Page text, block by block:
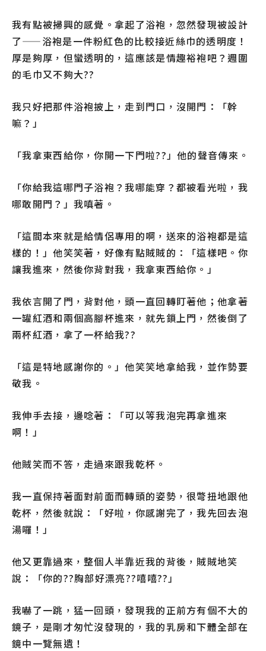
我有點被掃興的感覺。拿起了浴袍，忽然發現被設計
了——浴袍是一件粉紅色的比較接近絲巾的透明度！
厚是夠厚，但蠻透明的，這應該是情趣裕袍吧？週圍
的毛巾又不夠大??
我只好把那件浴袍披上，走到門口，沒開門：「幹
嘛？」
「我拿東西給你，你開一下門啦??」他的聲音傳來。
「你給我這哪門子浴袍？我哪能穿？都被看光啦，我
哪敢開門？」我嗔著。
「這間本來就是給情侶專用的啊，送來的浴袍都是這
樣的！」他笑笑著，好像有點賊賊的：「這樣吧。你
讓我進來，然後你背對我，我拿東西給你。」
我依言開了門，背對他，頭一直回轉盯著他；他拿著
一罐紅酒和兩個高腳杯進來，就先鎖上門，然後倒了
兩杯紅酒，拿了一杯給我??
「這是特地感謝你的。」他笑笑地拿給我，並作勢要
敬我。
我伸手去接，邊唸著：「可以等我泡完再拿進來
啊！」
他賊笑而不答，走過來跟我乾杯。
我一直保持著面對前面而轉頭的姿勢，很彆扭地跟他
乾杯，然後就說：「好啦，你感謝完了，我先回去泡
湯囉！」
他又更靠過來，整個人半靠近我的背後，賊賊地笑
說：「你的??胸部好漂亮??嘻嘻??」
我嚇了一跳，猛一回頭，發現我的正前方有個不大的
鏡子，是剛才匆忙沒發現的，我的乳房和下體全部在
鏡中一覽無遺！